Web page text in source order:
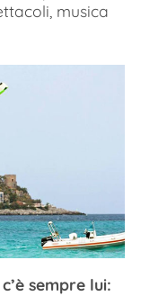
musica
sempre lui: